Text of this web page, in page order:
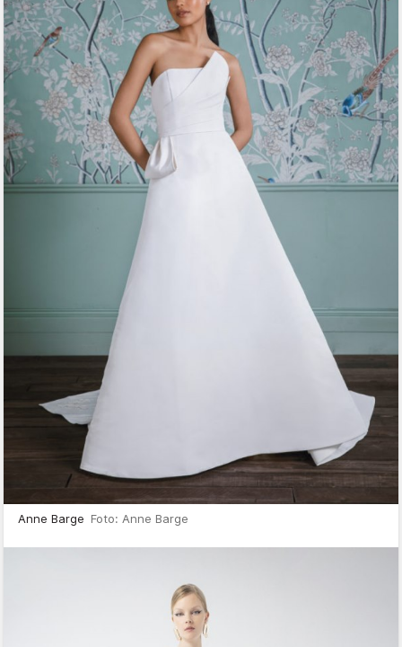
Anne Barge Foto: Anne Barge